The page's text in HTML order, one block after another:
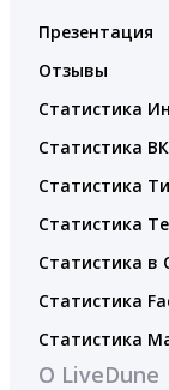
Презентация
Отзывы
Статистика
Статистика
Статистика
Статистика
Статистика в
Статистика
Статистика
О LiveDune